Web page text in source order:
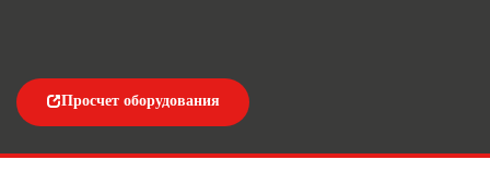
Просчет оборудования